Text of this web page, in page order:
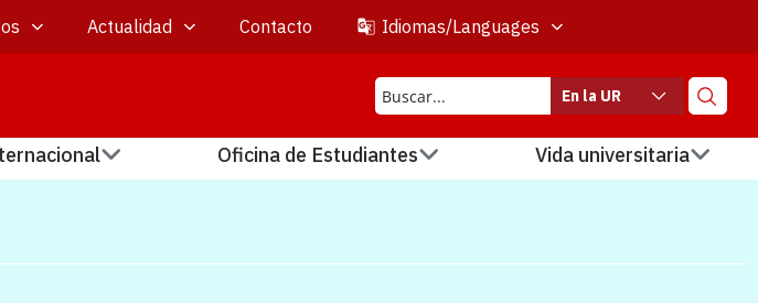
Actualidad Contacto Idiomas/Languages
En la UR
Oficina de Estudiantes Vida universitaria